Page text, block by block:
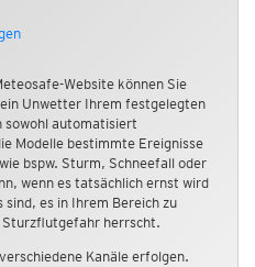
Website können Sie
Unwetter Ihrem festgelegten
sowohl automatisiert
Modelle bestimmte Ereignisse
bspw. Sturm, Schneefall oder
wenn es tatsächlich ernst wird
es in Ihrem Bereich zu
Sturzflutgefahr herrscht.
Kanäle erfolgen.